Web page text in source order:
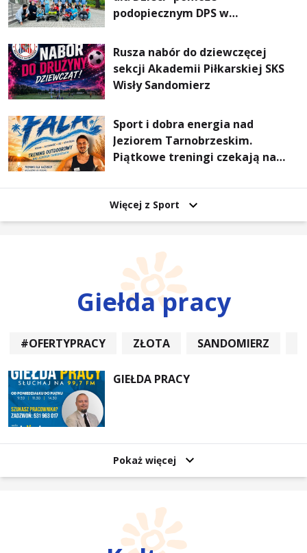
podopiecznym DPS w
Rusza nabór do dziewczęcej
sekcji Akademii Piłkarskiej SKS
Wisły Sandomierz
Sport i dobra energia nad
Jeziorem Tarnobrzeskim.
Piątkowe treningi czekają na
Więcej z Sport
Giełda pracy
#OFERTYPRACY ZŁOTA SANDOMIERZ
GIEŁDA PRACY
Pokaż więcej